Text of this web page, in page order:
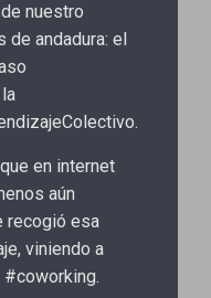
nuestro
de andadura: el
en internet
aún
recogió esa
viniendo a